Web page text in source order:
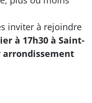
inviter à rejoindre
à 17h30 à Saint-
arrondissement